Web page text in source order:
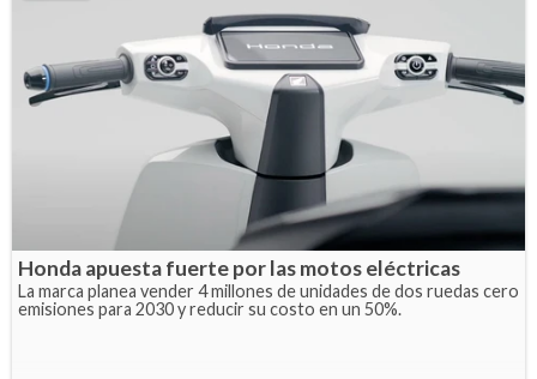
Honda apuesta fuerte por las motos eléctricas
La marca planea vender 4 millones de unidades de dos ruedas cero
emisiones para 2030 y reducir su costo en un 50%.